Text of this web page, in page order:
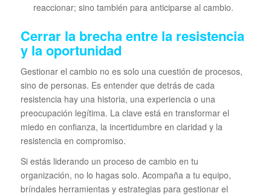
reaccionar; sino también para anticiparse al cambio.
Cerrar la brecha entre la resistencia
y la oportunidad
Gestionar el cambio no es solo una cuestión de procesos,
sino de personas. Es entender que detrás de cada
resistencia hay una historia, una experiencia o una
preocupación legítima. La clave está en transformar el
miedo en confianza, la incertidumbre en claridad y la
resistencia en compromiso.
Si estás liderando un proceso de cambio en tu
organización, no lo hagas solo. Acompaña a tu equipo,
bríndales herramientas y estrategias para gestionar el